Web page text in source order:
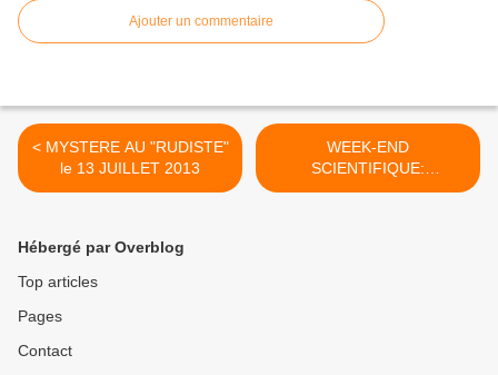
Ajouter un commentaire
< MYSTERE AU "RUDISTE"
le 13 JUILLET 2013
WEEK-END
SCIENTIFIQUE:
MARAMOYE, LA FOUX,
Hébergé par Overblog
Top articles
Pages
Contact